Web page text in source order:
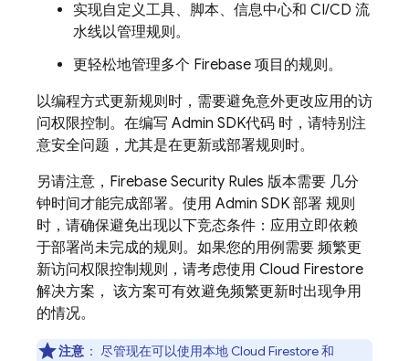
实现自定义工具、脚本、信息中心和 CI/CD 流
水线以管理规则。
更轻松地管理多个 Firebase 项目的规则。
以编程方式更新规则时，需要避免意外更改应用的访
问权限控制。在编写 Admin SDK代码 时，请特别注
意安全问题，尤其是在更新或部署规则时。
另请注意， Firebase Security Rules 版本需要 几分
钟时间才能完成部署。使用 Admin SDK 部署 规则
时，请确保避免出现以下竞态条件：应用立即依赖
于部署尚未完成的规则。如果您的用例需要 频繁更
新访问权限控制规则，请考虑使用 Cloud Firestore
解决方案， 该方案可有效避免频繁更新时出现争用
的情况。
注意 ： 尽管现在可以使用本地 Cloud Firestore和